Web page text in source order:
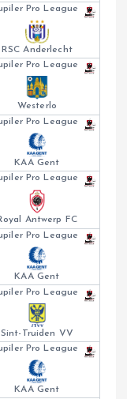
Pro League
RSC Anderlecht
Pro League
Westerlo
Pro League
KAA Gent
Pro League
Antwerp FC
Pro League
KAA Gent
Pro League
Sint-Truiden VV
Pro League
KAA Gent